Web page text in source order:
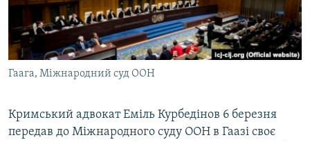
СВІДЧЕННЯ ОКУПАЦІЇ
УКРАЇНСЬКА ПРОБЛЕМА КРИМУ
ІНФОГРАФІКА
Qırımtatar
ДОЛУЧАЙСЯ!
Усі сайти RFE/RL
Гаага, Міжнародний суд ООН
Кримський адвокат Еміль Курбедінов 6 березня
передав до Міжнародного суду ООН в Гаазі своє